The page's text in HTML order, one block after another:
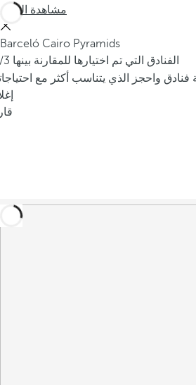
مشاهدة المزيد
Barceló Cairo Pyramids
/3 الفنادق التي تم اختيارها للمقارنة بينها
فنادق واحجز الذي يتناسب أكثر مع